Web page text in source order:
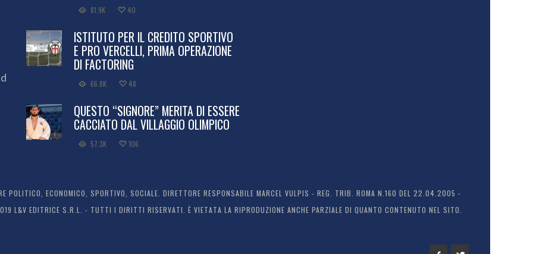
81.9K 40
ISTITUTO PER IL CREDITO SPORTIVO
E PRO VERCELLI, PRIMA OPERAZIONE
DI FACTORING
66.8K 48
QUESTO “SIGNORE” MERITA DI ESSERE
CACCIATO DAL VILLAGGIO OLIMPICO
57.3K 106
POLITICO, ECONOMICO, SPORTIVO, SOCIALE. DIRETTORE RESPONSABILE MARCEL VULPIS - REG. TRIB. ROMA N.160 DEL 22.04.2005 -
EDITRICE S.R.L. - TUTTI I DIRITTI RISERVATI. È VIETATA LA RIPRODUZIONE ANCHE PARZIALE DI QUANTO CONTENUTO NEL SITO.